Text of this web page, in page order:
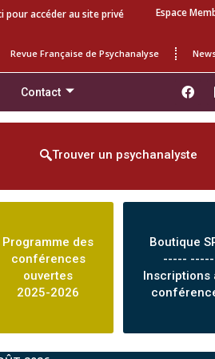
pour accéder au site privé Espace
Revue Française de Psychanalyse
Contact
Trouver un psychanalyste
Programme des
conférences
ouvertes
2025-2026
Boutique
----- -----
Inscriptions